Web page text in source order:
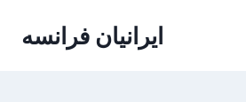
ایرانیان فرانسه